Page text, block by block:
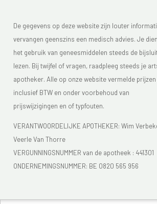
De gegevens op deze website zijn louter
vervangen geenszins een medisch advies. Je
het gebruik van geneesmiddelen steeds de
lezen. Bij twijfel of vragen, raadpleeg steeds je
apotheker. Alle op onze website vermelde prijzen
inclusief BTW en onder voorbehoud van
prijswijzigingen en of typfouten.
VERANTWOORDELIJKE APOTHEKER: Wim
Veerle Van Thorre
VERGUNNINGSNUMMER van de apotheek : 441301
ONDERNEMINGSNUMMER: BE 0820 565 956